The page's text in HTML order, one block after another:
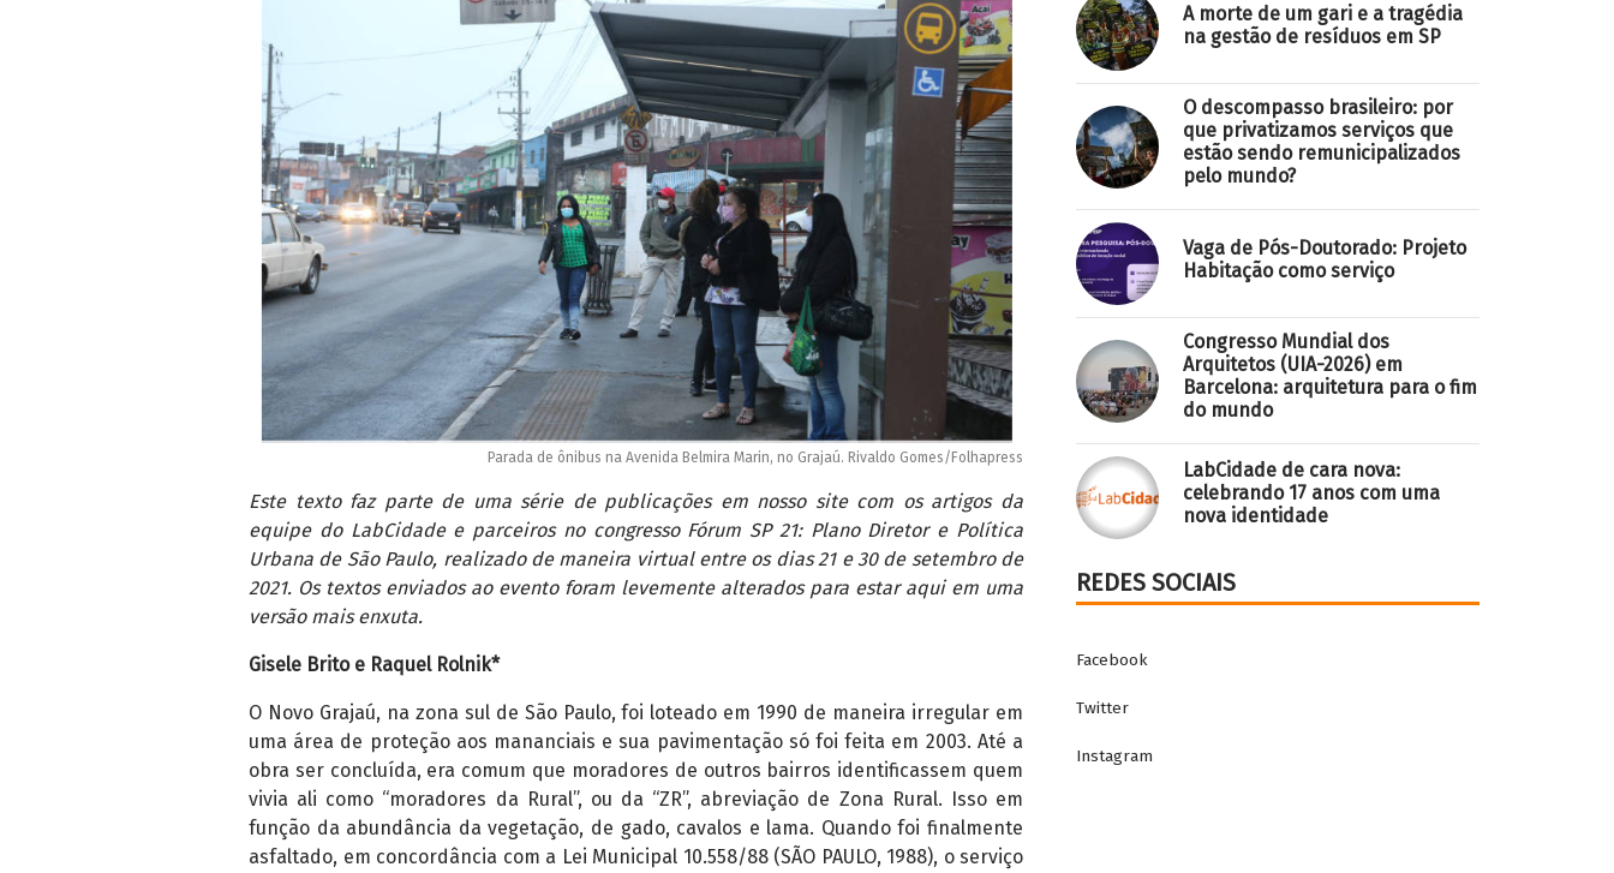
Parada de ônibus na Avenida Belmira Marin, no Grajaú. Rivaldo Gomes/Folhapress
Este texto faz parte de uma série de publicações em nosso site com os artigos da
equipe do LabCidade e parceiros no congresso Fórum SP 21: Plano Diretor e Política
Urbana de São Paulo, realizado de maneira virtual entre os dias 21 e 30 de setembro de
2021. Os textos enviados ao evento foram levemente alterados para estar aqui em uma
versão mais enxuta.
Gisele Brito e Raquel Rolnik*
O Novo Grajaú, na zona sul de São Paulo, foi loteado em 1990 de maneira irregular em
uma área de proteção aos mananciais e sua pavimentação só foi feita em 2003. Até a
obra ser concluída, era comum que moradores de outros bairros identificassem quem
vivia ali como “moradores da Rural”, ou da “ZR”, abreviação de Zona Rural. Isso em
função da abundância da vegetação, de gado, cavalos e lama. Quando foi finalmente
asfaltado, em concordância com a Lei Municipal 10.558/88 (SÃO PAULO, 1988), o serviço
A morte de um gari e a tragédia
na gestão de resíduos em SP
O descompasso brasileiro: por
que privatizamos serviços que
estão sendo remunicipalizados
pelo mundo?
Vaga de Pós-Doutorado: Projeto
Habitação como serviço
Congresso Mundial dos
Arquitetos (UIA-2026) em
Barcelona: arquitetura para o fim
do mundo
LabCidade de cara nova:
celebrando 17 anos com uma
nova identidade
REDES SOCIAIS
Facebook
Twitter
Instagram